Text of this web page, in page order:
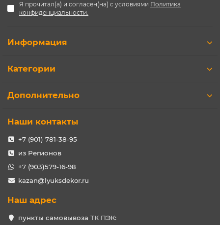
Я прочитал(а) и согласен(на) с условиями Политика
конфиденциальности.
Информация
Категории
Дополнительно
Наши контакты
+7 (901) 781-38-95
из Регионов
+7 (903)579-16-98
kazan@lyuksdekor.ru
Наш адрес
пункты самовывоза ТК ПЭК: